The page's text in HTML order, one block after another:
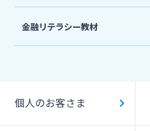
金融リテラシー教材
個人のお客さま